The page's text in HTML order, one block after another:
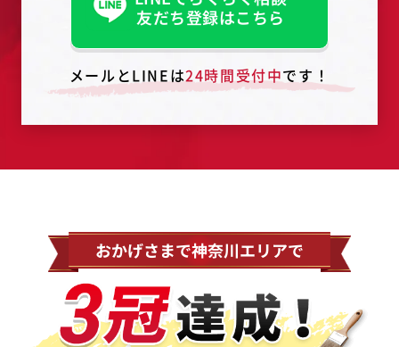
友だち登録はこちら
メールとLINEは24時間受付中です！
おかげさまで神奈川エリアで